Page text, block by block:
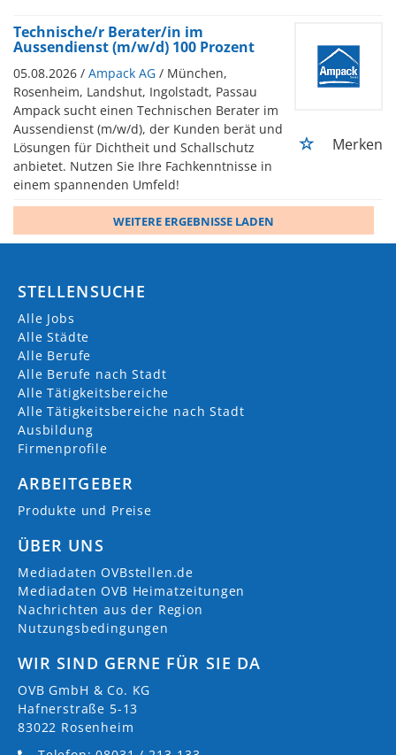
Technische/r Berater/in im
Aussendienst (m/w/d) 100 Prozent
05.08.2026 / Ampack AG / München,
Rosenheim, Landshut, Ingolstadt, Passau
Ampack sucht einen Technischen Berater im
Aussendienst (m/w/d), der Kunden berät und
Lösungen für Dichtheit und Schallschutz
anbietet. Nutzen Sie Ihre Fachkenntnisse in
einem spannenden Umfeld!
Merken
WEITERE ERGEBNISSE LADEN
STELLENSUCHE
Alle Jobs
Alle Städte
Alle Berufe
Alle Berufe nach Stadt
Alle Tätigkeitsbereiche
Alle Tätigkeitsbereiche nach Stadt
Ausbildung
Firmenprofile
ARBEITGEBER
Produkte und Preise
ÜBER UNS
Mediadaten OVBstellen.de
Mediadaten OVB Heimatzeitungen
Nachrichten aus der Region
Nutzungsbedingungen
WIR SIND GERNE FÜR SIE DA
OVB GmbH & Co. KG
Hafnerstraße 5-13
83022 Rosenheim